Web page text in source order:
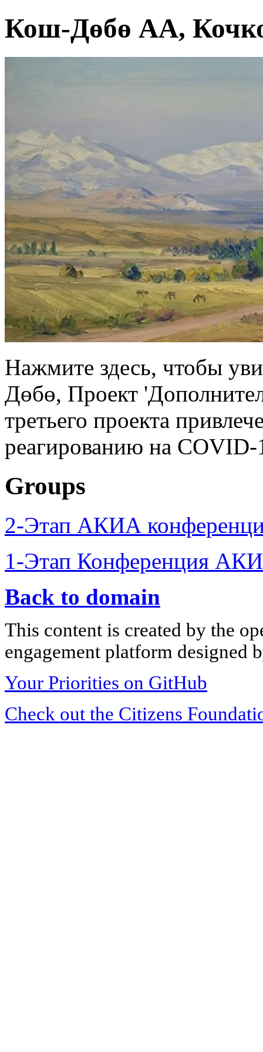
Кош-Дөбө АА,
Нажмите здесь, чтобы
Дөбө, Проект
третьего проекта
реагированию на COVID-
Groups
2-Этап АКИА
1-Этап Конференция
Back to domain
This content is created by the
engagement platform designed
Your Priorities on GitHub
Check out the Citizens